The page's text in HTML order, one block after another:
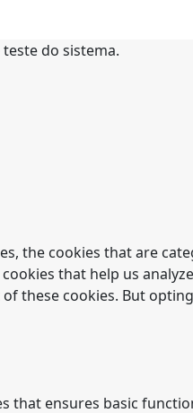
do sistema.
the cookies that are
that help us
these cookies. But
that ensures basic